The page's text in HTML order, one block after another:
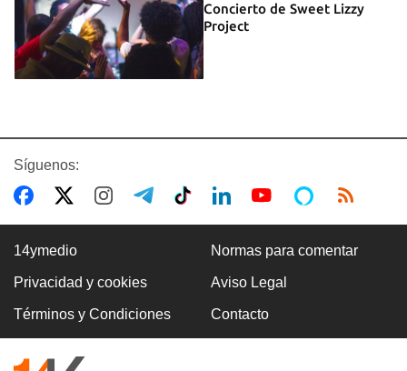
Concierto de Sweet Lizzy
Project
Síguenos:
14ymedio Normas para comentar
Privacidad y cookies Aviso Legal
Términos y Condiciones Contacto